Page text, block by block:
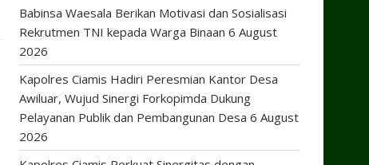
Babinsa Waesala Berikan Motivasi dan Sosialisasi
Rekrutmen TNI kepada Warga Binaan 6 August
2026
Kapolres Ciamis Hadiri Peresmian Kantor Desa
Awiluar, Wujud Sinergi Forkopimda Dukung
Pelayanan Publik dan Pembangunan Desa 6 August
2026